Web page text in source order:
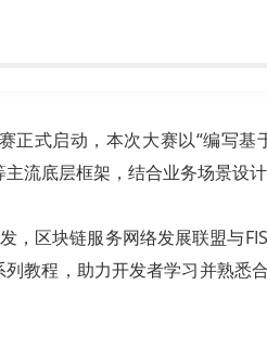
正式启动，本次大赛以“编写基
流底层框架，结合业务场景设
，区块链服务网络发展联盟与
教程，助力开发者学习并熟悉